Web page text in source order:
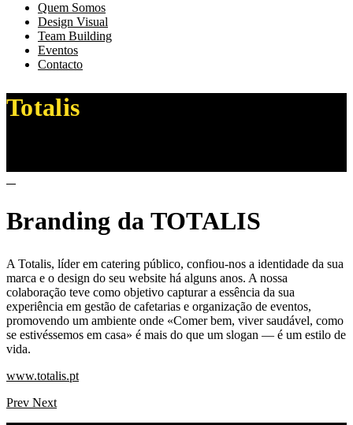
Quem Somos
Design Visual
Team Building
Eventos
Contacto
Totalis
Branding da TOTALIS
A Totalis, líder em catering público, confiou-nos a identidade da sua
marca e o design do seu website há alguns anos. A nossa
colaboração teve como objetivo capturar a essência da sua
experiência em gestão de cafetarias e organização de eventos,
promovendo um ambiente onde «Comer bem, viver saudável, como
se estivéssemos em casa» é mais do que um slogan — é um estilo de
vida.
www.totalis.pt
Prev Next